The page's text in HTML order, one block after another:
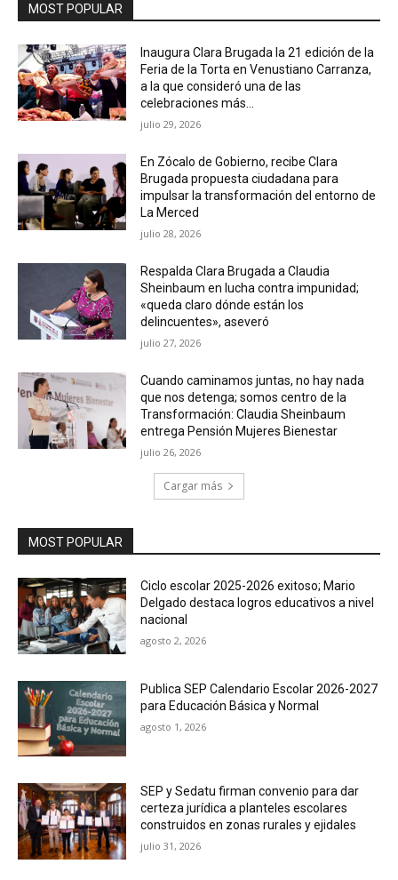
MOST POPULAR
Inaugura Clara Brugada la 21 edición de la
Feria de la Torta en Venustiano Carranza,
a la que consideró una de las
celebraciones más...
julio 29, 2026
En Zócalo de Gobierno, recibe Clara
Brugada propuesta ciudadana para
impulsar la transformación del entorno de
La Merced
julio 28, 2026
Respalda Clara Brugada a Claudia
Sheinbaum en lucha contra impunidad;
«queda claro dónde están los
delincuentes», aseveró
julio 27, 2026
Cuando caminamos juntas, no hay nada
que nos detenga; somos centro de la
Transformación: Claudia Sheinbaum
entrega Pensión Mujeres Bienestar
julio 26, 2026
Cargar más
MOST POPULAR
Ciclo escolar 2025-2026 exitoso; Mario
Delgado destaca logros educativos a nivel
nacional
agosto 2, 2026
Publica SEP Calendario Escolar 2026-2027
para Educación Básica y Normal
agosto 1, 2026
SEP y Sedatu firman convenio para dar
certeza jurídica a planteles escolares
construidos en zonas rurales y ejidales
julio 31, 2026